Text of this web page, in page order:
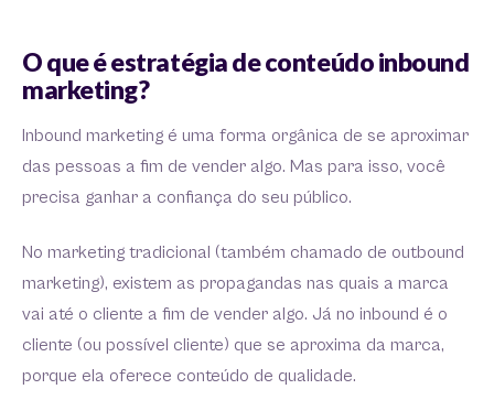
O que é estratégia de conteúdo inbound
marketing?
Inbound marketing é uma forma orgânica de se aproximar
das pessoas a fim de vender algo. Mas para isso, você
precisa ganhar a confiança do seu público.
No marketing tradicional (também chamado de outbound
marketing), existem as propagandas nas quais a marca
vai até o cliente a fim de vender algo. Já no inbound é o
cliente (ou possível cliente) que se aproxima da marca,
porque ela oferece conteúdo de qualidade.